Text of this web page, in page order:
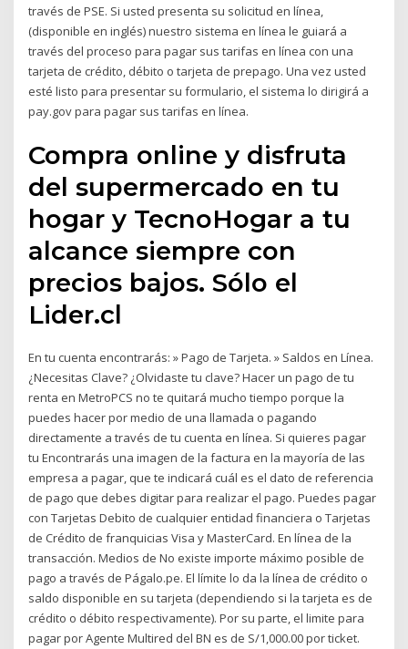
través de PSE. Si usted presenta su solicitud en línea,
(disponible en inglés) nuestro sistema en línea le guiará a
través del proceso para pagar sus tarifas en línea con una
tarjeta de crédito, débito o tarjeta de prepago. Una vez usted
esté listo para presentar su formulario, el sistema lo dirigirá a
pay.gov para pagar sus tarifas en línea.
Compra online y disfruta
del supermercado en tu
hogar y TecnoHogar a tu
alcance siempre con
precios bajos. Sólo el
Lider.cl
En tu cuenta encontrarás: » Pago de Tarjeta. » Saldos en Línea.
¿Necesitas Clave? ¿Olvidaste tu clave? Hacer un pago de tu
renta en MetroPCS no te quitará mucho tiempo porque la
puedes hacer por medio de una llamada o pagando
directamente a través de tu cuenta en línea. Si quieres pagar
tu Encontrarás una imagen de la factura en la mayoría de las
empresa a pagar, que te indicará cuál es el dato de referencia
de pago que debes digitar para realizar el pago. Puedes pagar
con Tarjetas Debito de cualquier entidad financiera o Tarjetas
de Crédito de franquicias Visa y MasterCard. En línea de la
transacción. Medios de No existe importe máximo posible de
pago a través de Págalo.pe. El límite lo da la línea de crédito o
saldo disponible en su tarjeta (dependiendo si la tarjeta es de
crédito o débito respectivamente). Por su parte, el limite para
pagar por Agente Multired del BN es de S/1,000.00 por ticket.